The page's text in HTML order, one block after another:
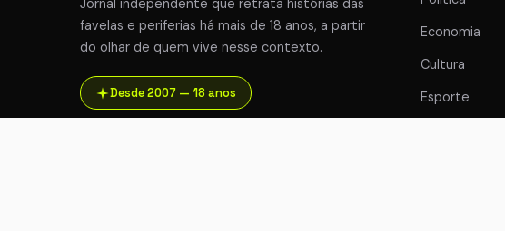
Jornal independente que retrata histórias das
favelas e periferias há mais de 18 anos, a partir
do olhar de quem vive nesse contexto.
Desde 2007 — 18 anos
Economia
Cultura
Esporte